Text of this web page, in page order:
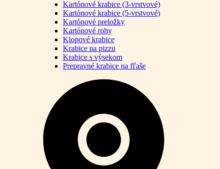
Kartónové krabice (3-vrstvové)
Kartónové krabice (5-vrstvové)
Kartónové preložky
Kartónové rohy
Klopové krabice
Krabice na pizzu
Krabice s výsekom
Prepravné krabice na fľaše